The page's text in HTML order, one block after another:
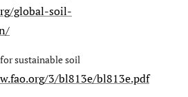
global-soil-
sustainable soil
3/bl813e/bl813e.pdf